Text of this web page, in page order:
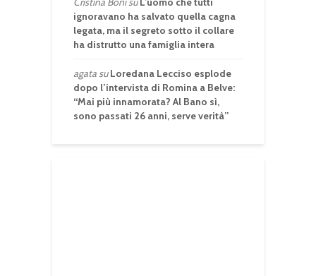
ignoravano ha salvato quella cagna
legata, ma il segreto sotto il collare
ha distrutto una famiglia intera
agatasuLoredana Lecciso esplode
dopo l’intervista di Romina a Belve:
“Mai più innamorata? Al Bano sì,
sono passati 26 anni, serve verità”